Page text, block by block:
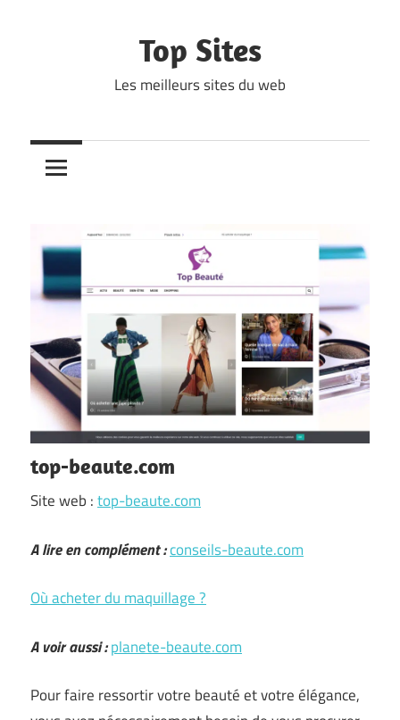
Top Sites
Les meilleurs sites du web
top-beaute.com
Site web :top-beaute.com
A lire en complément :conseils-beaute.com
Où acheter du maquillage ?
A voir aussi :planete-beaute.com
Pour faire ressortir votre beauté et votre élégance,